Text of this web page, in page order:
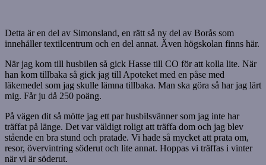
Detta är en del av Simonsland, en rätt så ny del av Borås som
innehåller textilcentrum och en del annat. Även högskolan finns här.
När jag kom till husbilen så gick Hasse till CO för att kolla lite. När
han kom tillbaka så gick jag till Apoteket med en påse med
läkemedel som jag skulle lämna tillbaka. Man ska göra så har jag lärt
mig. Får ju då 250 poäng.
På vägen dit så mötte jag ett par husbilsvänner som jag inte har
träffat på länge. Det var väldigt roligt att träffa dom och jag blev
stående en bra stund och pratade. Vi hade så mycket att prata om,
resor, övervintring söderut och lite annat. Hoppas vi träffas i vinter
när vi är söderut.